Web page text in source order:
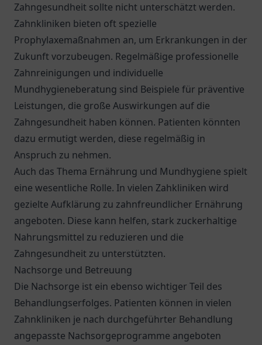
Zahngesundheit sollte nicht unterschätzt werden.
Zahnkliniken bieten oft spezielle
Prophylaxemaßnahmen an, um Erkrankungen in der
Zukunft vorzubeugen. Regelmäßige professionelle
Zahnreinigungen und individuelle
Mundhygieneberatung sind Beispiele für präventive
Leistungen, die große Auswirkungen auf die
Zahngesundheit haben können. Patienten könnten
dazu ermutigt werden, diese regelmäßig in
Anspruch zu nehmen.
Auch das Thema Ernährung und Mundhygiene spielt
eine wesentliche Rolle. In vielen Zahkliniken wird
gezielte Aufklärung zu zahnfreundlicher Ernährung
angeboten. Diese kann helfen, stark zuckerhaltige
Nahrungsmittel zu reduzieren und die
Zahngesundheit zu unterstützten.
Nachsorge und Betreuung
Die Nachsorge ist ein ebenso wichtiger Teil des
Behandlungserfolges. Patienten können in vielen
Zahnkliniken je nach durchgeführter Behandlung
angepasste Nachsorgeprogramme angeboten